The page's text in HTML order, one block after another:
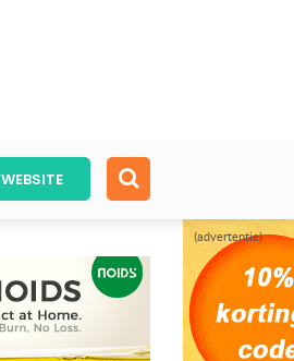
(advertentie)
WEBSITE